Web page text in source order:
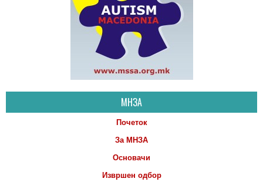
МНЗА
Почеток
За МНЗА
Основачи
Извршен одбор